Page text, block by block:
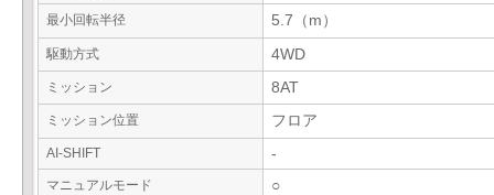
最小回転半径 5.7（m）
駆動方式 4WD
ミッション 8AT
ミッション位置 フロア
AI-SHIFT -
マニュアルモード ○